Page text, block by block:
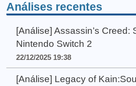
Análises recentes
[Análise] Assassin’s Creed:
Nintendo Switch 2
22/12/2025 19:38
[Análise] Legacy of